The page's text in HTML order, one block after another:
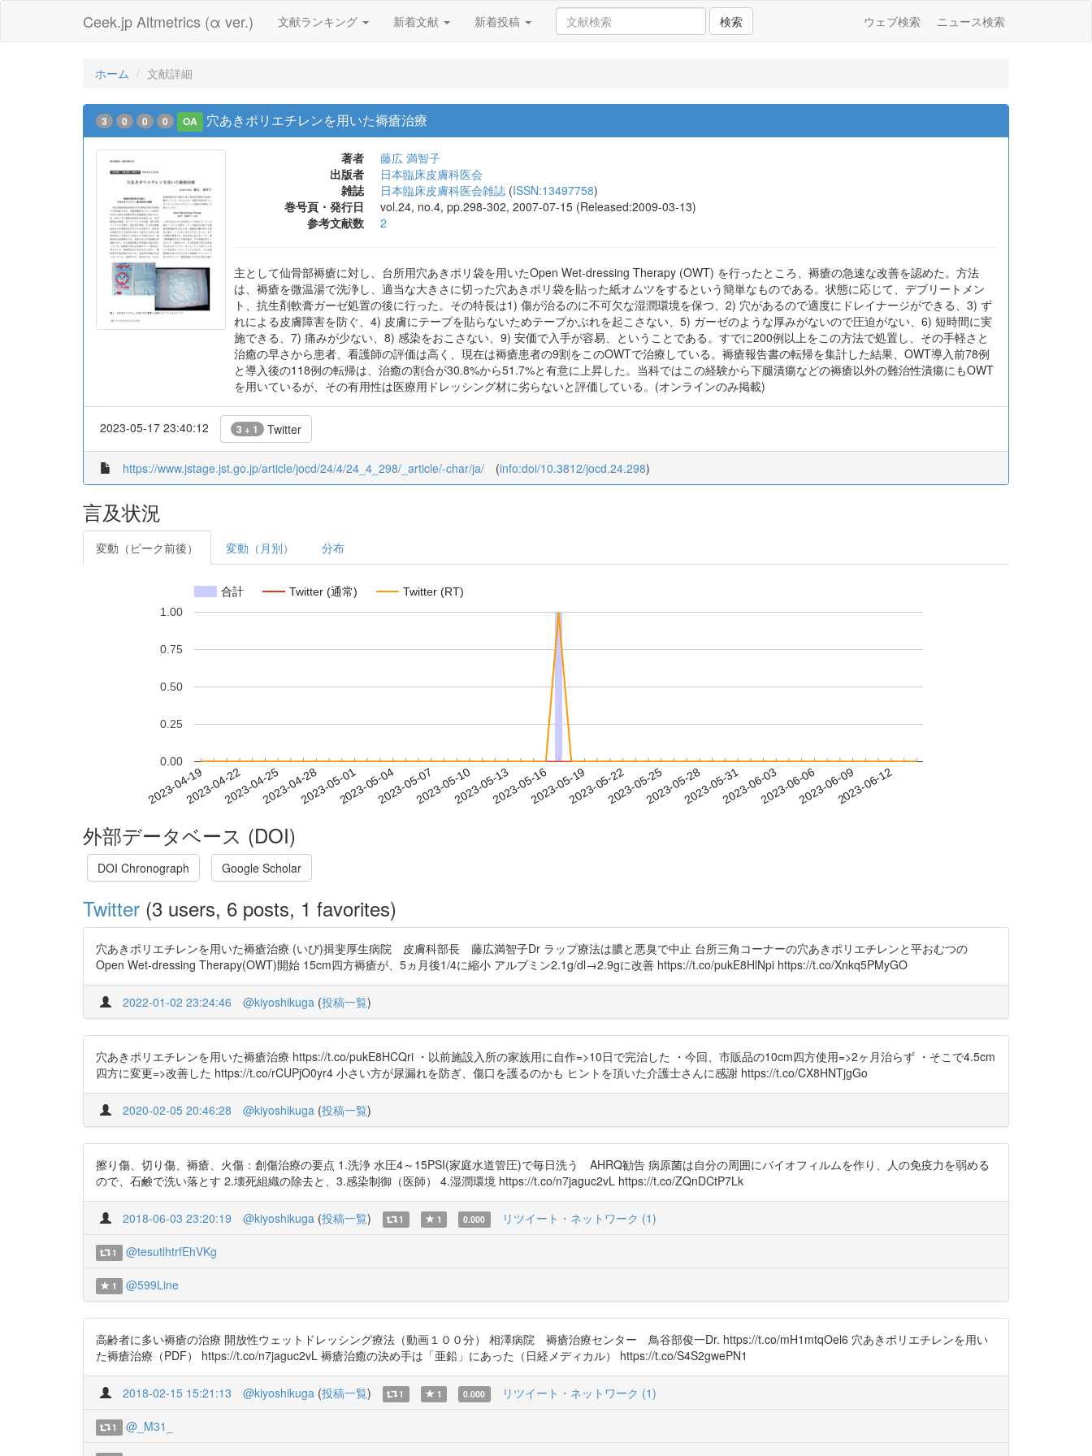
Ceek.jp Altmetrics (α ver.) 文献ランキング 新着文献 新着投稿 検索 ウェブ検索 ニュース検索
ホーム 文献詳細
3 0 0 0 OA 穴あきポリエチレンを用いた褥瘡治療
著者
藤広 満智子
出版者
日本臨床皮膚科医会
雑誌
日本臨床皮膚科医会雑誌 (ISSN:13497758)
巻号頁・発行日
vol.24, no.4, pp.298-302, 2007-07-15 (Released:2009-03-13)
参考文献数
2
主として仙骨部褥瘡に対し、台所用穴あきポリ袋を用いたOpen Wet-dressing Therapy (OWT) を行ったところ、褥瘡の急速な改善を認めた。方法
は、褥瘡を微温湯で洗浄し、適当な大きさに切った穴あきポリ袋を貼った紙オムツをするという簡単なものである。状態に応じて、デブリートメン
ト、抗生剤軟膏ガーゼ処置の後に行った。その特長は1) 傷が治るのに不可欠な湿潤環境を保つ、2) 穴があるので適度にドレイナージができる、3) ず
れによる皮膚障害を防ぐ、4) 皮膚にテープを貼らないためテープかぶれを起こさない、5) ガーゼのような厚みがないので圧迫がない、6) 短時間に実
施できる、7) 痛みが少ない、8) 感染をおこさない、9) 安価で入手が容易、ということである。すでに200例以上をこの方法で処置し、その手軽さと
治癒の早さから患者、看護師の評価は高く、現在は褥瘡患者の9割をこのOWTで治療している。褥瘡報告書の転帰を集計した結果、OWT導入前78例
と導入後の118例の転帰は、治癒の割合が30.8%から51.7%と有意に上昇した。当科ではこの経験から下腿潰瘍などの褥瘡以外の難治性潰瘍にもOWT
を用いているが、その有用性は医療用ドレッシング材に劣らないと評価している。(オンラインのみ掲載)
2023-05-17 23:40:12 3 + 1 Twitter
https://www.jstage.jst.go.jp/article/jocd/24/4/24_4_298/_article/-char/ja/ (info:doi/10.3812/jocd.24.298)
言及状況
変動（ピーク前後） 変動（月別） 分布
合計 Twitter (通常) Twitter (RT)
2023-04-192023-04-222023-04-252023-04-282023-05-012023-05-042023-05-072023-05-102023-05-132023-05-162023-05-192023-05-222023-05-252023-05-282023-05-312023-06-032023-06-062023-06-092023-06-12
0.00
0.25
0.50
0.75
1.00
外部データベース (DOI)
DOI Chronograph Google Scholar
Twitter (3 users, 6 posts, 1 favorites)
穴あきポリエチレンを用いた褥瘡治療 (いび)揖斐厚生病院 皮膚科部長 藤広満智子Dr ラップ療法は膿と悪臭で中止 台所三角コーナーの穴あきポリエチレンと平おむつの
Open Wet-dressing Therapy(OWT)開始 15cm四方褥瘡が、5ヵ月後1/4に縮小 アルブミン2.1g/dl→2.9gに改善 https://t.co/pukE8HlNpi https://t.co/Xnkq5PMyGO
2022-01-02 23:24:46 @kiyoshikuga (投稿一覧)
穴あきポリエチレンを用いた褥瘡治療 https://t.co/pukE8HCQri ・以前施設入所の家族用に自作=>10日で完治した ・今回、市販品の10cm四方使用=>2ヶ月治らず ・そこで4.5cm
四方に変更=>改善した https://t.co/rCUPjO0yr4 小さい方が尿漏れを防ぎ、傷口を護るのかも ヒントを頂いた介護士さんに感謝 https://t.co/CX8HNTjgGo
2020-02-05 20:46:28 @kiyoshikuga (投稿一覧)
擦り傷、切り傷、褥瘡、火傷：創傷治療の要点 1.洗浄 水圧4～15PSI(家庭水道管圧)で毎日洗う AHRQ勧告 病原菌は自分の周囲にバイオフィルムを作り、人の免疫力を弱める
ので、石鹸で洗い落とす 2.壊死組織の除去と、3.感染制御（医師） 4.湿潤環境 https://t.co/n7jaguc2vL https://t.co/ZQnDCtP7Lk
2018-06-03 23:20:19 @kiyoshikuga (投稿一覧) 1 1 0.000 リツイート・ネットワーク (1)
1 @tesutlhtrfEhVKg
1 @599Line
高齢者に多い褥瘡の治療 開放性ウェットドレッシング療法（動画１００分） 相澤病院 褥瘡治療センター 鳥谷部俊一Dr. https://t.co/mH1mtqOel6 穴あきポリエチレンを用い
た褥瘡治療（PDF） https://t.co/n7jaguc2vL 褥瘡治癒の決め手は「亜鉛」にあった（日経メディカル） https://t.co/S4S2gwePN1
2018-02-15 15:21:13 @kiyoshikuga (投稿一覧) 1 1 0.000 リツイート・ネットワーク (1)
1 @_M31_